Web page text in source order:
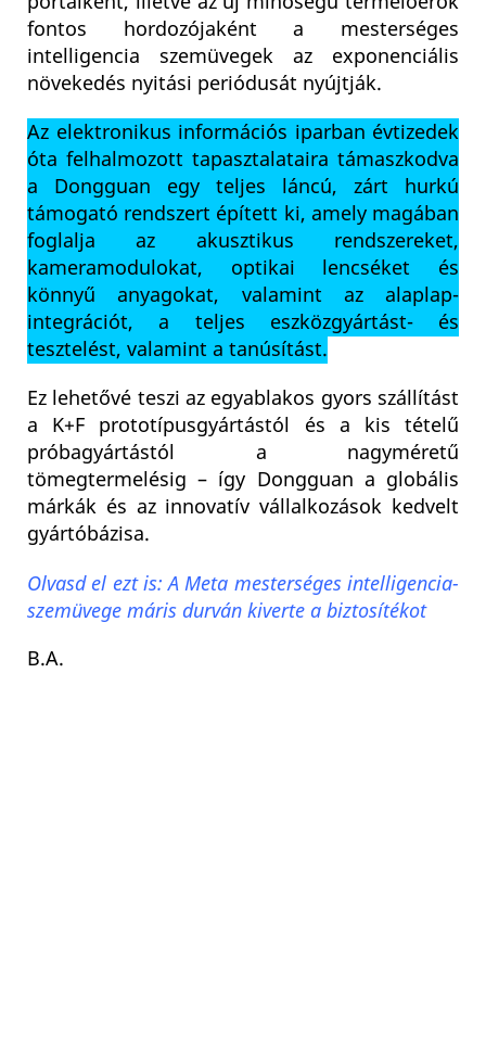
fontos hordozójaként a mesterséges
intelligencia szemüvegek az exponenciális
növekedés nyitási periódusát nyújtják.
Az elektronikus információs iparban évtizedek
óta felhalmozott tapasztalataira támaszkodva
a Dongguan egy teljes láncú, zárt hurkú
támogató rendszert épített ki, amely magában
foglalja az akusztikus rendszereket,
kameramodulokat, optikai lencséket és
könnyű anyagokat, valamint az alaplap-
integrációt, a teljes eszközgyártást- és
tesztelést, valamint a tanúsítást.
Ez lehetővé teszi az egyablakos gyors szállítást
a K+F prototípusgyártástól és a kis tételű
próbagyártástól a nagyméretű
tömegtermelésig – így Dongguan a globális
márkák és az innovatív vállalkozások kedvelt
gyártóbázisa.
Olvasd el ezt is: A Meta mesterséges intelligencia-
szemüvege máris durván kiverte a biztosítékot
B.A.